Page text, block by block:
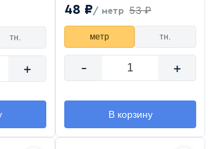
тн.
+
48 ₽/ метр 53 ₽
метр тн.
- +
В корзину